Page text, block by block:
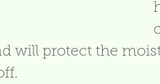
will protect the